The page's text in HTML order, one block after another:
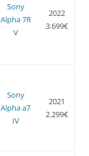
Sony
Alpha 7R
V
2022
3.699€
Sony
Alpha a7
IV
2021
2.299€